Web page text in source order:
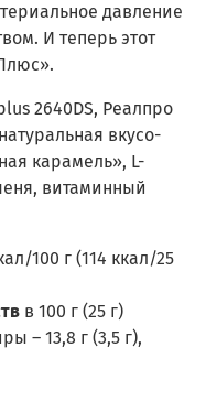
давление
И теперь этот
2640DS, Реалпро
вкусо-
карамель», L-
витаминный
100 г (114 ккал/25
в 100 г (25 г)
– 13,8 г (3,5 г),